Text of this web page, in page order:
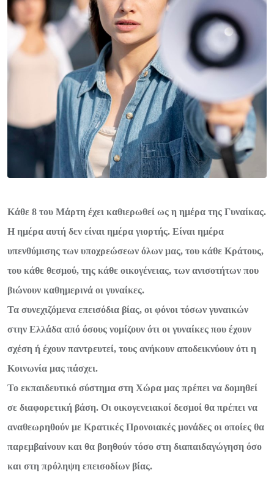
Κάθε 8 του Μάρτη έχει καθιερωθεί ως η ημέρα της Γυναίκας.
Η ημέρα αυτή δεν είναι ημέρα γιορτής. Είναι ημέρα
υπενθύμισης των υποχρεώσεων όλων μας, του κάθε Κράτους,
του κάθε θεσμού, της κάθε οικογένειας, των ανισοτήτων που
βιώνουν καθημερινά οι γυναίκες.
Τα συνεχιζόμενα επεισόδια βίας, οι φόνοι τόσων γυναικών
στην Ελλάδα από όσους νομίζουν ότι οι γυναίκες που έχουν
σχέση ή έχουν παντρευτεί, τους ανήκουν αποδεικνύουν ότι η
Κοινωνία μας πάσχει.
Το εκπαιδευτικό σύστημα στη Χώρα μας πρέπει να δομηθεί
σε διαφορετική βάση. Οι οικογενειακοί δεσμοί θα πρέπει να
αναθεωρηθούν με Κρατικές Προνοιακές μονάδες οι οποίες θα
παρεμβαίνουν και θα βοηθούν τόσο στη διαπαιδαγώγηση όσο
και στη πρόληψη επεισοδίων βίας.